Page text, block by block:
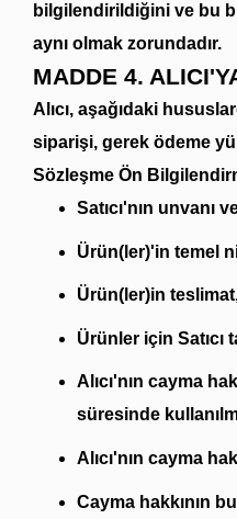
bilgilendirildiğini ve bu
aynı olmak zorundadır.
MADDE 4.
Alıcı, aşağıdaki
siparişi, gerek ödeme
Sözleşme Ön
Satıcı'nın unvanı
Ürün(ler)'in temel
Ürün(ler)in
Ürünler için Satıcı
Alıcı'nın cayma
süresinde
Alıcı'nın cayma
Cayma hakkının